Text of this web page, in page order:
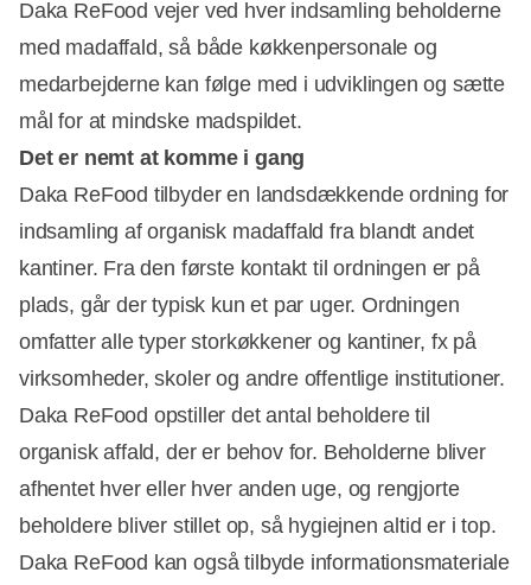
Daka ReFood vejer ved hver indsamling beholderne
med madaffald, så både køkkenpersonale og
medarbejderne kan følge med i udviklingen og sætte
mål for at mindske madspildet.
Det er nemt at komme i gang
Daka ReFood tilbyder en landsdækkende ordning for
indsamling af organisk madaffald fra blandt andet
kantiner. Fra den første kontakt til ordningen er på
plads, går der typisk kun et par uger. Ordningen
omfatter alle typer storkøkkener og kantiner, fx på
virksomheder, skoler og andre offentlige institutioner.
Daka ReFood opstiller det antal beholdere til
organisk affald, der er behov for. Beholderne bliver
afhentet hver eller hver anden uge, og rengjorte
beholdere bliver stillet op, så hygiejnen altid er i top.
Daka ReFood kan også tilbyde informationsmateriale